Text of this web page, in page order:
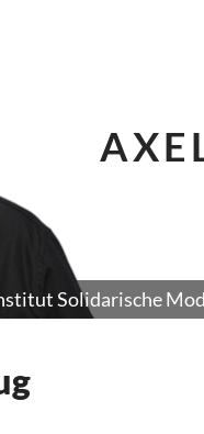
Solidarische